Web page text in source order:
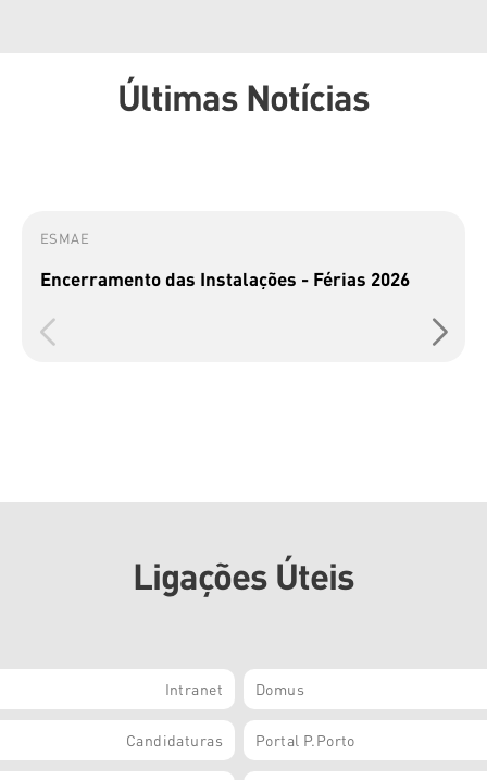
Últimas Notícias
ESMAE
Encerramento das Instalações - Férias 2026
Ligações Úteis
Intranet Domus
Candidaturas Portal P.Porto